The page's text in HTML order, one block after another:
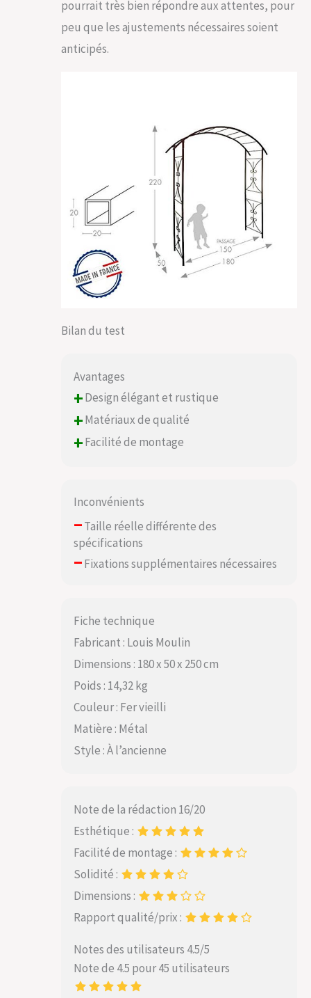
pourrait très bien répondre aux attentes, pour
peu que les ajustements nécessaires soient
anticipés.
Bilan du test
Avantages
+Design élégant et rustique
+Matériaux de qualité
+Facilité de montage
Inconvénients
–Taille réelle différente des
spécifications
–Fixations supplémentaires nécessaires
Fiche technique
Fabricant : Louis Moulin
Dimensions : 180 x 50 x 250 cm
Poids : 14,32 kg
Couleur : Fer vieilli
Matière : Métal
Style : À l’ancienne
Note de la rédaction 16/20
Esthétique :
Facilité de montage :
Solidité :
Dimensions :
Rapport qualité/prix :
Notes des utilisateurs 4.5/5
Note de 4.5 pour 45 utilisateurs